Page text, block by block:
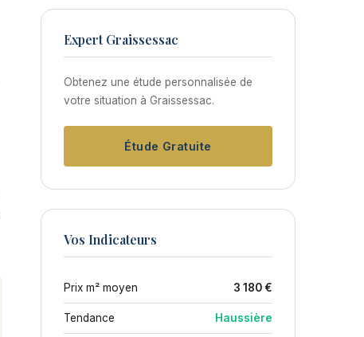
Expert Graissessac
Obtenez une étude personnalisée de
votre situation à Graissessac.
Étude Gratuite
Vos Indicateurs
Prix m² moyen 3 180 €
Tendance Haussière